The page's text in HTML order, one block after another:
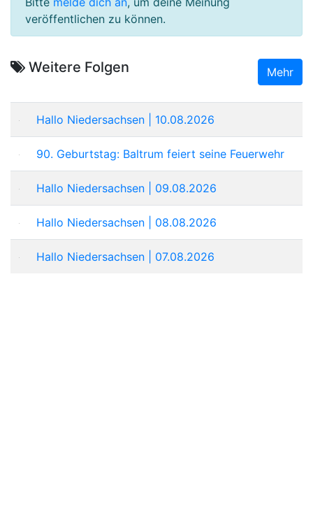
veröffentlichen zu können.
Weitere Folgen Mehr
Hallo Niedersachsen | 10.08.2026
90. Geburtstag: Baltrum feiert seine Feuerwehr
Hallo Niedersachsen | 09.08.2026
Hallo Niedersachsen | 08.08.2026
Hallo Niedersachsen | 07.08.2026